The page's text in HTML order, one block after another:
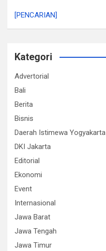
[PENCARIAN]
Kategori
Advertorial
Bali
Berita
Bisnis
Daerah Istimewa Yogyakarta
DKI Jakarta
Editorial
Ekonomi
Event
Internasional
Jawa Barat
Jawa Tengah
Jawa Timur